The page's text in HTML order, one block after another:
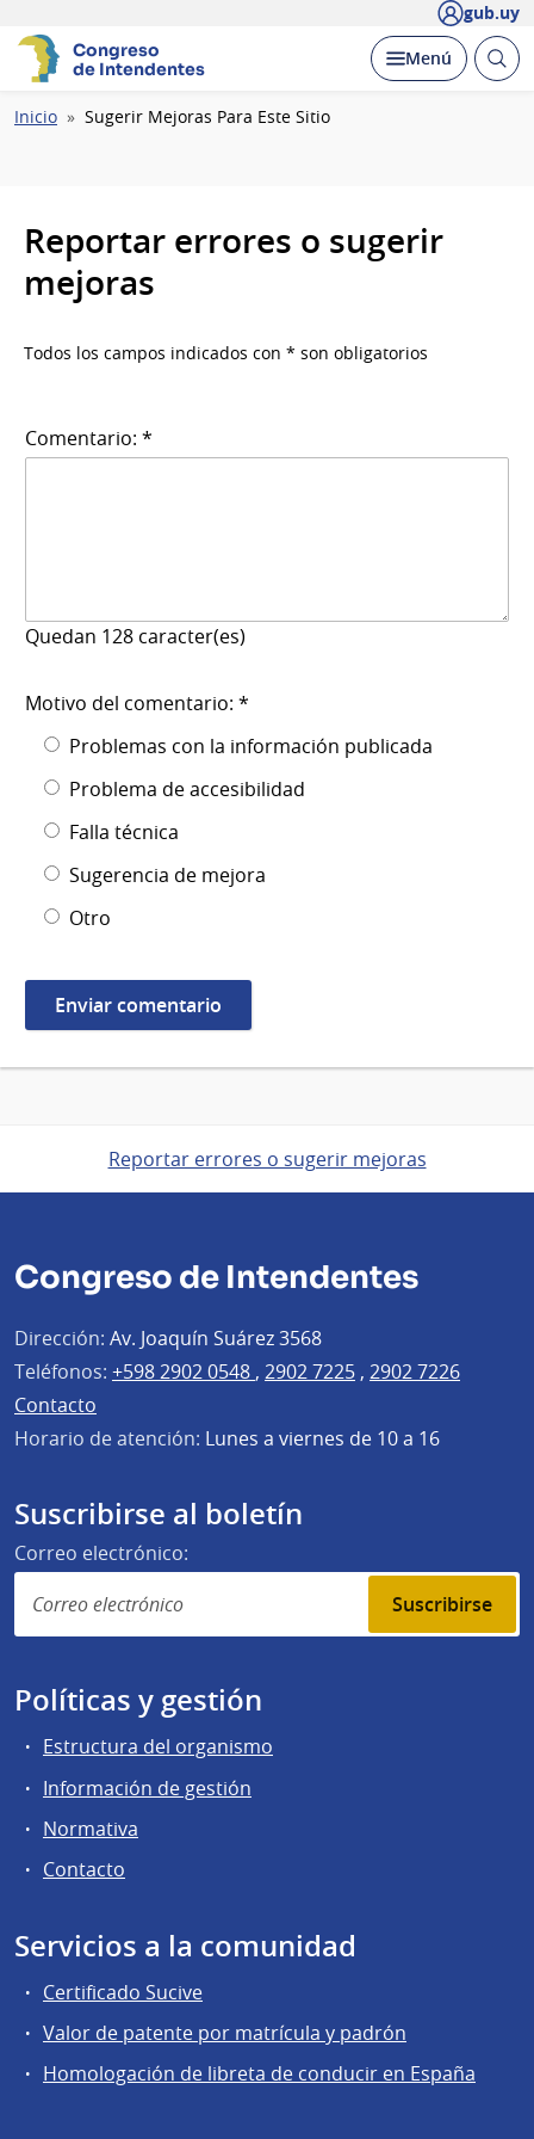
gub.uy
Congreso
de Intendentes
Desplegar
Menú Abrir
Ruta
Inicio Sugerir Mejoras Para Este Sitio
Reportar errores o sugerir
mejoras
Todos los campos indicados con * son obligatorios
Comentario: *
Quedan 128 caracter(es)
Motivo del comentario: *
Problemas con la información publicada
Problema de accesibilidad
Falla técnica
Sugerencia de mejora
Otro
Reportar errores o sugerir mejoras
Congreso de Intendentes
Dirección: Av. Joaquín Suárez 3568
Teléfonos: +598 2902 0548 , 2902 7225 , 2902 7226
Contacto
Horario de atención: Lunes a viernes de 10 a 16
Suscribirse al boletín
Correo electrónico:
Suscribirse
Políticas y gestión
Estructura del organismo
Información de gestión
Normativa
Contacto
Servicios a la comunidad
Certificado Sucive
Valor de patente por matrícula y padrón
Homologación de libreta de conducir en España